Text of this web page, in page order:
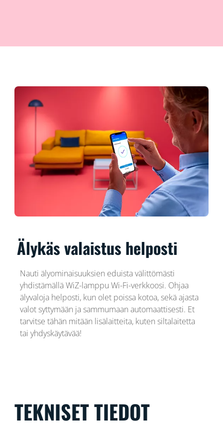
Älykäs valaistus helposti
Nauti älyominaisuuksien eduista välittömästi
yhdistämällä WiZ-lamppu Wi-Fi-verkkoosi. Ohjaa
älyvaloja helposti, kun olet poissa kotoa, sekä ajasta
valot syttymään ja sammumaan automaattisesti. Et
tarvitse tähän mitään lisälaitteita, kuten siltalaitetta
tai yhdyskäytävää!
TEKNISET TIEDOT